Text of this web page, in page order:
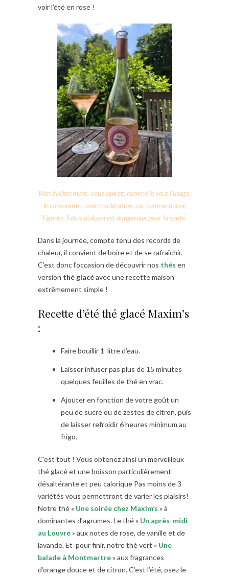
voir l’été en rose !
Bien évidemment, vous saurez, comme le veut l’usage,
le consommer avec modération, car comme nul ne
l’ignore, l’abus d’alcool est dangereux pour la santé.
Dans la journée, compte tenu des records de
chaleur, il convient de boire et de se rafraîchir.
C’est donc l’occasion de découvrir nos thés en
version thé glacéavec une recette maison
extrêmement simple !
Recette d’été thé glacé Maxim’s
:
Faire bouillir 1 litre d’eau.
Laisser infuser pas plus de 15 minutes
quelques feuilles de thé en vrac.
Ajouter en fonction de votre goût un
peu de sucre ou de zestes de citron, puis
de laisser refroidir 6 heures minimum au
frigo.
C’est tout ! Vous obtenez ainsi un merveilleux
thé glacé et une boisson particulièrement
désaltérante et peu calorique Pas moins de 3
variétés vous permettront de varier les plaisirs!
Notre thé « Une soirée chez Maxim’s » à
dominantes d’agrumes. Le thé « Un après-midi
au Louvre» aux notes de rose, de vanille et de
lavande. Et pour finir, notre thé vert « Une
balade à Montmartre» aux fragrances
d’orange douce et de citron. C’est l’été, osez le